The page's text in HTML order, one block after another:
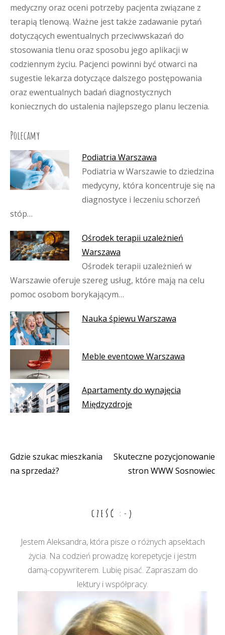
medyczny oraz oceni potrzeby pacjenta związane z
terapią tlenową. Ważne jest także zadawanie pytań
dotyczących ewentualnych przeciwwskazań do
stosowania tlenu oraz sposobu jego aplikacji w
codziennym życiu. Pacjenci powinni być otwarci na
sugestie lekarza dotyczące dalszego postępowania
oraz ewentualnych badań diagnostycznych
koniecznych do ustalenia najlepszego planu leczenia.
Polecamy
Podiatria Warszawa
Podiatria w Warszawie to dziedzina
medycyny, która koncentruje się na
diagnostyce i leczeniu schorzeń
stóp…
Ośrodek terapii uzależnień
Warszawa
Ośrodek terapii uzależnień w
Warszawie oferuje szereg usług, które mają na celu
pomoc osobom borykającym…
Nauka śpiewu Warszawa
Meble eventowe Warszawa
Apartamenty do wynajęcia
Międzyzdroje
Nawigacja
Gdzie szukac mieszkania
na sprzedaż?
Skuteczne pozycjonowanie
stron WWW Sosnowiec
CZEŚĆ :-)
Jestem Aleksandra, która pisze o różnych apsektach
życia. Na codzień prowadzę korepetycje i jestm
damą-copywriterem. Lubię pisać. Zapraszam do
lektury i współpracy.